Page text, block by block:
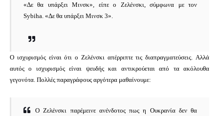
«Δε θα υπάρξει Μινσκ», είπε ο Ζελένσκι, σύμφωνα με τον
Sybiha. «Δε θα υπάρξει Μινσκ 3».
Ο ισχυρισμός είναι ότι ο Ζελένσκι απέρριπτε τις διαπραγματεύσεις.
Αλλά
αυτός ο ισχυρισμός είναι ψευδής και αντικρούεται από τα ακόλουθα
γεγονότα. Πολλές παραγράφους αργότερα μαθαίνουμε:
Ο Ζελένσκι παρέμεινε ανένδοτος πως η Ουκρανία δεν θα